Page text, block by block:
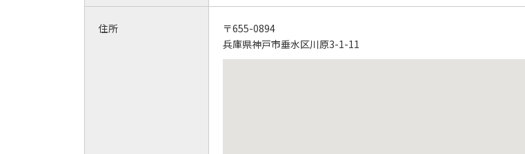
住所
〒655-0894
兵庫県神戸市垂水区川原3-1-11